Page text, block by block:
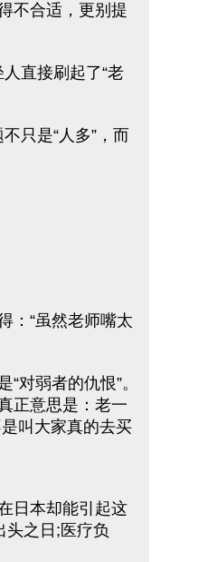
不合适，更别提
直接刷起了“老
只是“人多”，而
：“虽然老师嘴太
对弱者的仇恨”。
正意思是：老一
叫大家真的去买
日本却能引起这
头之日;医疗负